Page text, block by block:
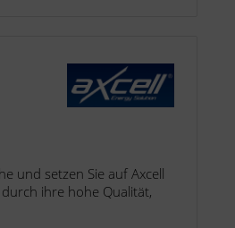
und setzen Sie auf Axcell
ihre hohe Qualität,